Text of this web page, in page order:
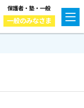
保護者・塾・一般
一般のみなさま